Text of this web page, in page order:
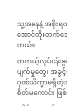
သူ့အနေနဲ့ အစိုးရ
အောင်တိုးတက်အ
တယ်။
တကယ့်လုပ်ငန်းခွ
ပျက်မှုတွေ၊ အခွ
ဂုဏ်သိက္ခာမရှိတဲ့
စိတ်မကောင်း ဖြစ်